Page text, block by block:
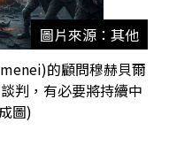
圖片來源：其他
的顧問穆赫貝爾
判，有必要將持續中
圖)